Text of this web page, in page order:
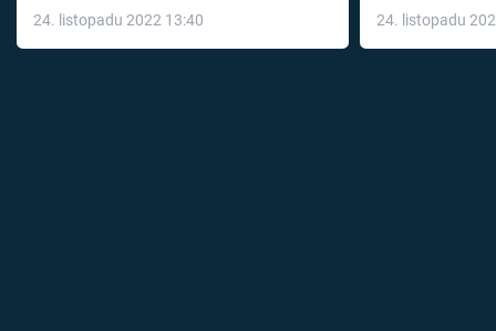
24. listopadu 2022 13:40
léky
24. listopadu